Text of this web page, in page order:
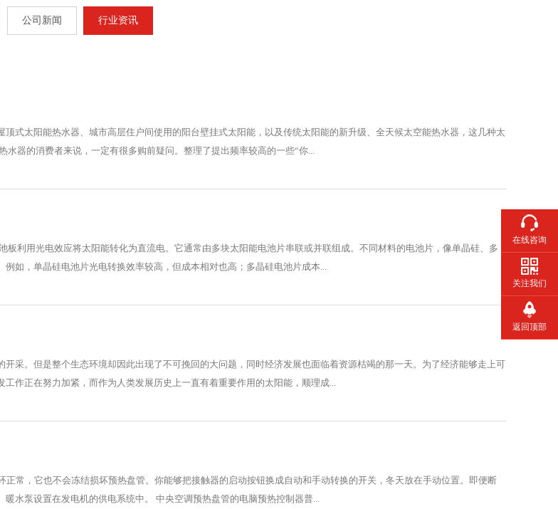
公司新闻 行业资讯
式太阳能热水器、城市高层住户间使用的阳台壁挂式太阳能，以及传统太阳能的新升级、全天候太空能热水器，这几种太
器的消费者来说，一定有很多购前疑问。整理了提出频率较高的一些“你...
板利用光电效应将太阳能转化为直流电。它通常由多块太阳能电池片串联或并联组成。不同材料的电池片，像单晶硅、多
如，单晶硅电池片光电转换效率较高，但成本相对也高；多晶硅电池片成本...
采。但是整个生态环境却因此出现了不可挽回的大问题，同时经济发展也面临着资源枯竭的那一天。为了经济能够走上可
作正在努力加紧，而作为人类发展历史上一直有着重要作用的太阳能，顺理成...
常，它也不会冻结损坏预热盘管。你能够把接触器的启动按钮换成自动和手动转换的开关，冬天放在手动位置。即便断
水泵设置在发电机的供电系统中。 中央空调预热盘管的电脑预热控制器普...
在线咨询
关注我们
返回顶部